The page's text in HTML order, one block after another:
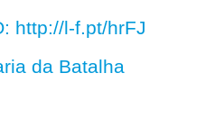
: http://l-f.pt/hrFJ
da Batalha